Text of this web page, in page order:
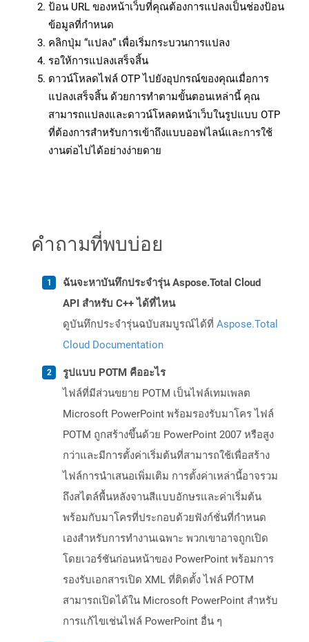
ป้อน URL ของหน้าเว็บที่คุณต้องการแปลงเป็นช่องป้อน
ข้อมูลที่กำหนด
คลิกปุ่ม “แปลง” เพื่อเริ่มกระบวนการแปลง
รอให้การแปลงเสร็จสิ้น
ดาวน์โหลดไฟล์ OTP ไปยังอุปกรณ์ของคุณเมื่อการ
แปลงเสร็จสิ้น ด้วยการทำตามขั้นตอนเหล่านี้ คุณ
สามารถแปลงและดาวน์โหลดหน้าเว็บในรูปแบบ OTP
ที่ต้องการสำหรับการเข้าถึงแบบออฟไลน์และการใช้
งานต่อไปได้อย่างง่ายดาย
คำถามที่พบบ่อย
ฉันจะหาบันทึกประจำรุ่น Aspose.Total Cloud
API สำหรับ C++ ได้ที่ไหน
ดูบันทึกประจำรุ่นฉบับสมบูรณ์ได้ที่ Aspose.Total
Cloud Documentation
รูปแบบ POTM คืออะไร
ไฟล์ที่มีส่วนขยาย POTM เป็นไฟล์เทมเพลต
Microsoft PowerPoint พร้อมรองรับมาโคร ไฟล์
POTM ถูกสร้างขึ้นด้วย PowerPoint 2007 หรือสูง
กว่าและมีการตั้งค่าเริ่มต้นที่สามารถใช้เพื่อสร้าง
ไฟล์การนำเสนอเพิ่มเติม การตั้งค่าเหล่านี้อาจรวม
ถึงสไตล์พื้นหลังจานสีแบบอักษรและค่าเริ่มต้น
พร้อมกับมาโครที่ประกอบด้วยฟังก์ชั่นที่กำหนด
เองสำหรับการทำงานเฉพาะ พวกเขาอาจถูกเปิด
โดยเวอร์ชันก่อนหน้าของ PowerPoint พร้อมการ
รองรับเอกสารเปิด XML ที่ติดตั้ง ไฟล์ POTM
สามารถเปิดได้ใน Microsoft PowerPoint สำหรับ
การแก้ไขเช่นไฟล์ PowerPoint อื่น ๆ